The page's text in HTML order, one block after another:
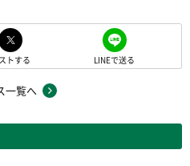
トする LINEで送る
一覧へ